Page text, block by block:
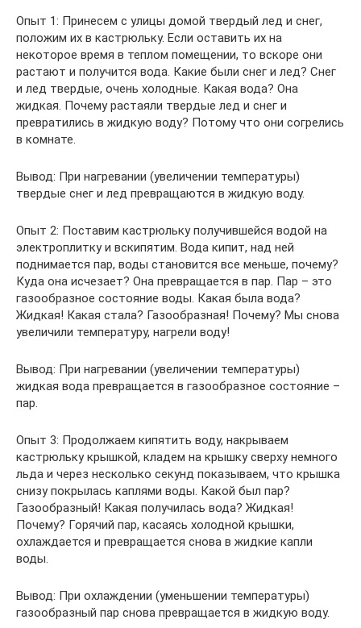
Опыт 1: Принесем с улицы домой твердый лед и снег,
положим их в кастрюльку. Если оставить их на
некоторое время в теплом помещении, то вскоре они
растают и получится вода. Какие были снег и лед? Снег
и лед твердые, очень холодные. Какая вода? Она
жидкая. Почему растаяли твердые лед и снег и
превратились в жидкую воду? Потому что они согрелись
в комнате.
Вывод: При нагревании (увеличении температуры)
твердые снег и лед превращаются в жидкую воду.
Опыт 2: Поставим кастрюльку получившейся водой на
электроплитку и вскипятим. Вода кипит, над ней
поднимается пар, воды становится все меньше, почему?
Куда она исчезает? Она превращается в пар. Пар – это
газообразное состояние воды. Какая была вода?
Жидкая! Какая стала? Газообразная! Почему? Мы снова
увеличили температуру, нагрели воду!
Вывод: При нагревании (увеличении температуры)
жидкая вода превращается в газообразное состояние –
пар.
Опыт 3: Продолжаем кипятить воду, накрываем
кастрюльку крышкой, кладем на крышку сверху немного
льда и через несколько секунд показываем, что крышка
снизу покрылась каплями воды. Какой был пар?
Газообразный! Какая получилась вода? Жидкая!
Почему? Горячий пар, касаясь холодной крышки,
охлаждается и превращается снова в жидкие капли
воды.
Вывод: При охлаждении (уменьшении температуры)
газообразный пар снова превращается в жидкую воду.